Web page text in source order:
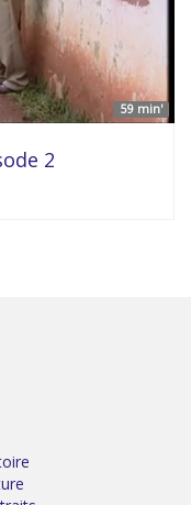
59 min'
2